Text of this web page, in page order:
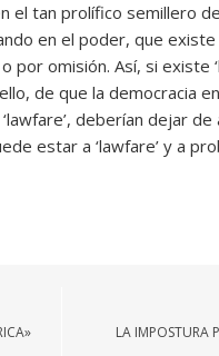
el tan prolífico semillero
en el poder, que existe
por omisión. Así, si existe
de que la democracia
deberían dejar
estar a ‘lawfare’ y a
LA IMPOSTURA